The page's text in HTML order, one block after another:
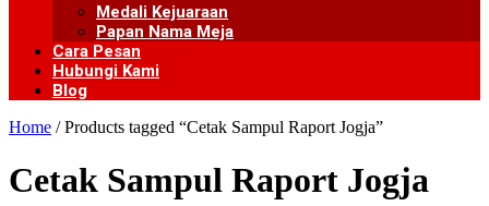
Medali Kejuaraan
Papan Nama Meja
Cara Pesan
Hubungi Kami
Blog
Home / Products tagged “Cetak Sampul Raport Jogja”
Cetak Sampul Raport Jogja